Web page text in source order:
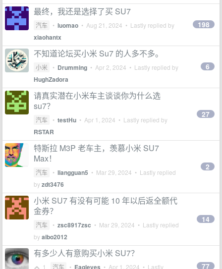
最终，我还是选择了买 SU7
汽车 • luomao • Aug 21, 2024 • Lastly replied by
xiaohantx
198
不知道论坛买小米 Su7 的人多不多。
小米 • Drumming • Apr 2, 2024 • Lastly replied by
HughZadora
6
请真实潜在小米车主谈谈你为什么选
su7？
汽车 • testHu • Apr 1, 2024 • Lastly replied by
RSTAR
27
特斯拉 M3P 老车主，羡慕小米 SU7
Max！
汽车 • liangguan5 • Mar 29, 2024 • Lastly replied
byzdt3476
2
小米 SU7 有没有可能 10 年以后返全额代
金券？
汽车 • zsc8917zsc • Mar 29, 2024 • Lastly replied
byaibo2012
14
有多少人有意购买小米 SU7？
1 汽车 • Eagleyes • Apr 1, 2024 • Lastly
77